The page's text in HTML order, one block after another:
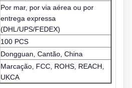
Por mar, por via aérea ou por
entrega expressa
(DHL/UPS/FEDEX)
100 PCS
Dongguan, Cantão, China
Marcação, FCC, ROHS, REACH,
UKCA